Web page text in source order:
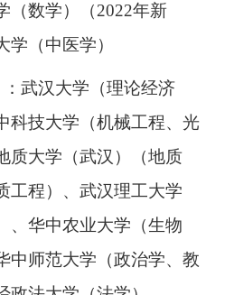
（数学）（2022年新
学（中医学）
武汉大学（理论经济
科技大学（机械工程、光
质大学（武汉）（地质
工程）、武汉理工大学
、华中农业大学（生物
中师范大学（政治学、教